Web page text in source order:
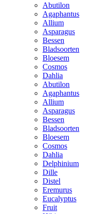
Abutilon
Agaphantus
Allium
Asparagus
Bessen
Bladsoorten
Bloesem
Cosmos
Dahlia
Abutilon
Agaphantus
Allium
Asparagus
Bessen
Bladsoorten
Bloesem
Cosmos
Dahlia
Delphinium
Dille
Distel
Eremurus
Eucalyptus
Fruit